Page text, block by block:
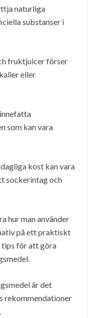
naturliga
substanser i
fruktjuicer förser
eller
som kan vara
kost kan vara
sockerintag och
hur man använder
på ett praktiskt
tips för att göra
är det
rekommendationer